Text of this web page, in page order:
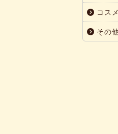
コス
その